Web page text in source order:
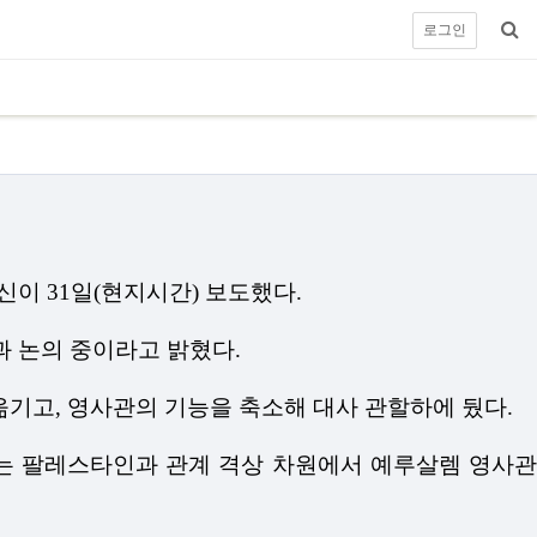
로그인
이 31일(현지시간) 보도했다.
논의 중이라고 밝혔다.
기고, 영사관의 기능을 축소해 대사 관할하에 뒀다.
팔레스타인과 관계 격상 차원에서 예루살렘 영사관